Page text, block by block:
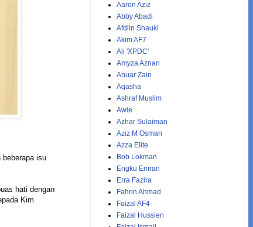
beberapa isu
hati dengan
Kim
Aaron Aziz
Abby Abadi
Afdlin Shauki
Akim AF7
Ali 'XPDC'
Amyza Aznan
Anuar Zain
Aqasha
Ashraf Muslim
Awie
Azhar Sulaiman
Aziz M Osman
Azza Elite
Bob Lokman
Engku Emran
Erra Fazira
Fahrin Ahmad
Faizal AF4
Faizal Hussien